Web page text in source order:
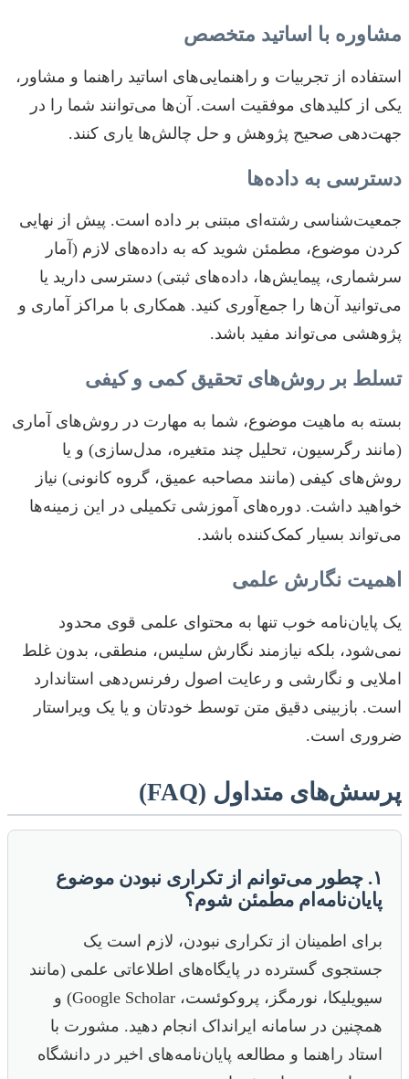
مشاوره با اساتید متخصص
استفاده از تجربیات و راهنمایی‌های اساتید راهنما و مشاور،
یکی از کلیدهای موفقیت است. آن‌ها می‌توانند شما را در
جهت‌دهی صحیح پژوهش و حل چالش‌ها یاری کنند.
دسترسی به داده‌ها
جمعیت‌شناسی رشته‌ای مبتنی بر داده است. پیش از نهایی
کردن موضوع، مطمئن شوید که به داده‌های لازم (آمار
سرشماری، پیمایش‌ها، داده‌های ثبتی) دسترسی دارید یا
می‌توانید آن‌ها را جمع‌آوری کنید. همکاری با مراکز آماری و
پژوهشی می‌تواند مفید باشد.
تسلط بر روش‌های تحقیق کمی و کیفی
بسته به ماهیت موضوع، شما به مهارت در روش‌های آماری
(مانند رگرسیون، تحلیل چند متغیره، مدل‌سازی) و یا
روش‌های کیفی (مانند مصاحبه عمیق، گروه کانونی) نیاز
خواهید داشت. دوره‌های آموزشی تکمیلی در این زمینه‌ها
می‌تواند بسیار کمک‌کننده باشد.
اهمیت نگارش علمی
یک پایان‌نامه خوب تنها به محتوای علمی قوی محدود
نمی‌شود، بلکه نیازمند نگارش سلیس، منطقی، بدون غلط
املایی و نگارشی و رعایت اصول رفرنس‌دهی استاندارد
است. بازبینی دقیق متن توسط خودتان و یا یک ویراستار
ضروری است.
پرسش‌های متداول (FAQ)
۱. چطور می‌توانم از تکراری نبودن موضوع
پایان‌نامه‌ام مطمئن شوم؟
برای اطمینان از تکراری نبودن، لازم است یک
جستجوی گسترده در پایگاه‌های اطلاعاتی علمی (مانند
سیویلیکا، نورمگز، پروکوئست، Google Scholar) و
همچنین در سامانه ایرانداک انجام دهید. مشورت با
استاد راهنما و مطالعه پایان‌نامه‌های اخیر در دانشگاه